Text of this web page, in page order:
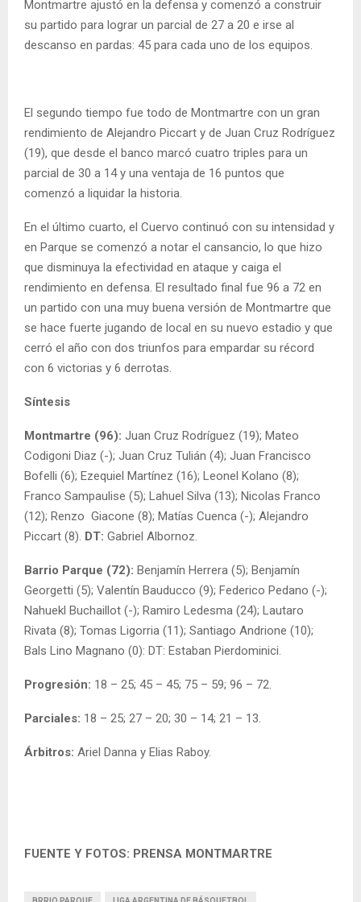
Montmartre ajustó en la defensa y comenzó a construir
su partido para lograr un parcial de 27 a 20 e irse al
descanso en pardas: 45 para cada uno de los equipos.
El segundo tiempo fue todo de Montmartre con un gran
rendimiento de Alejandro Piccart y de Juan Cruz Rodríguez
(19), que desde el banco marcó cuatro triples para un
parcial de 30 a 14 y una ventaja de 16 puntos que
comenzó a liquidar la historia.
En el último cuarto, el Cuervo continuó con su intensidad y
en Parque se comenzó a notar el cansancio, lo que hizo
que disminuya la efectividad en ataque y caiga el
rendimiento en defensa. El resultado final fue 96 a 72 en
un partido con una muy buena versión de Montmartre que
se hace fuerte jugando de local en su nuevo estadio y que
cerró el año con dos triunfos para empardar su récord
con 6 victorias y 6 derrotas.
Síntesis
Montmartre (96): Juan Cruz Rodríguez (19); Mateo
Codigoni Diaz (-); Juan Cruz Tulián (4); Juan Francisco
Bofelli (6); Ezequiel Martínez (16); Leonel Kolano (8);
Franco Sampaulise (5); Lahuel Silva (13); Nicolas Franco
(12); Renzo Giacone (8); Matías Cuenca (-); Alejandro
Piccart (8). DT: Gabriel Albornoz.
Barrio Parque (72): Benjamín Herrera (5); Benjamín
Georgetti (5); Valentín Bauducco (9); Federico Pedano (-);
Nahuekl Buchaillot (-); Ramiro Ledesma (24); Lautaro
Rivata (8); Tomas Ligorria (11); Santiago Andrione (10);
Bals Lino Magnano (0): DT: Estaban Pierdominici.
Progresión: 18 – 25; 45 – 45; 75 – 59; 96 – 72.
Parciales: 18 – 25; 27 – 20; 30 – 14; 21 – 13.
Árbitros: Ariel Danna y Elias Raboy.
FUENTE Y FOTOS: PRENSA MONTMARTRE